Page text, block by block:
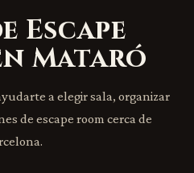
Escape
Mataró
a elegir sala, organizar
de escape room cerca de